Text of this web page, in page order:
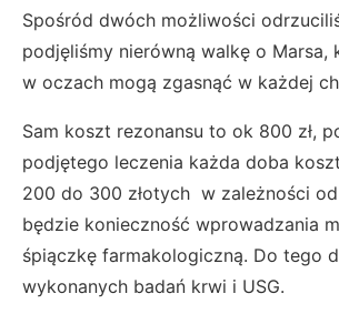
Spośród dwóch możliwości
podjęliśmy nierówną walkę o Marsa,
w oczach mogą zgasnąć w każdej
Sam koszt rezonansu to ok 800 zł,
podjętego leczenia każda doba
200 do 300 złotych w zależności
będzie konieczność wprowadzania
śpiączkę farmakologiczną. Do tego
wykonanych badań krwi i USG.